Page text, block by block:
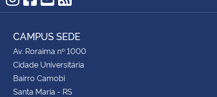
Instagram
Facebook
YouTube
RSS
CAMPUS SEDE
Av. Roraima nº 1000
Cidade Universitária
Bairro Camobi
Santa Maria - RS